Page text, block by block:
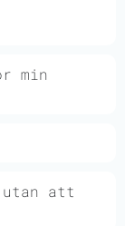
min
utan att